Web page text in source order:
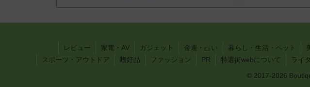
レビュー 家電・AV ガジェット 金運・占い 暮らし・生活・ペット
スポーツ・アウトドア
嗜好品 ファッション PR 特選街webについて ライ
© 2017-2026